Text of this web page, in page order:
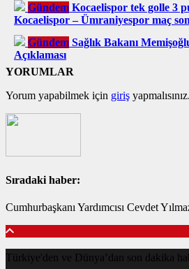
Gündem Kocaelispor tek golle 3
Kocaelispor – Ümraniyespor maç
Gündem Sağlık Bakanı
Açıklaması
YORUMLAR
Yorum yapabilmek için giriş yapmalısınız.
Sıradaki haber:
Cumhurbaşkanı Yardımcısı Cevdet
Türkiye'den ve Dünya’dan son dakika